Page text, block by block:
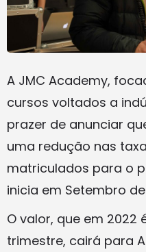
A JMC Academy,
cursos voltados a
prazer de anunciar
uma redução nas
matriculados para o
inicia em Setembro
O valor, que em 2022
trimestre, cairá para